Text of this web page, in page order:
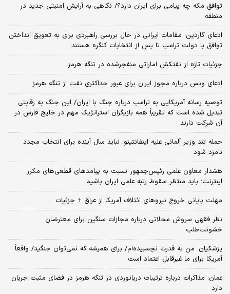
توافق مکه چه پیامی برای ایران دارد؟/ نگاهی به آرایش امنیتی جدید در
منطقه
ادعای گاردین: مقامات ایرانی در حال بررسی راهبردی برای به تعویق انداختن
توافق با دولت ترامپ تا پس از انتخابات کنگره هستند
جزئیات تازه از نفتکش اماراتی منفجرشده در تنگه هرمز
ادعای ونس درباره مجوز ایران برای عبور حداکثری نفت از تنگه هرمز
توصیه رسانه آمریکایی به ترامپ درباره جنگ با ایران/ این جنگ به رقابتی
تبدیل شده است که تقریباً همه بازیگران استراتژیک مهم در خلیج فارس در
آن شرکت دارند
حمله تند وزیر آلمانی علیه اینفانتینو؛ نباید سال آینده برای انتخاب مجدد
نامزد شود
هشدار معاون علمی رئیس‌جمهور نسبت به پیامدهای قطعی‌های مکرر
اینترنت؛ باید منتظر سقوط رتبه علمی ایران باشیم
مهلت پایانی خروج نیروهای ائتلاف آمریکا از عراق + جزئیات
نظر فقهی سروش محلاتی درباره مجازات سنگین برای معترضان
خشونت‌طلب
پزشکیان: من به قدرت نچسبیده‌ام/ برای همیشه که نمی‌توان جنگید/ واقعاً
آمریکا برای ما غیرقابل اعتماد است
عمان: مذاکرات درباره ترتیبات دریانوردی در تنگه هرمز در فضای مثبت جریان
دارد